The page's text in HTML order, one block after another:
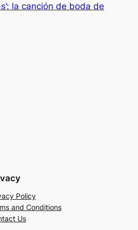
la canción de boda de
Policy
and Conditions
Us